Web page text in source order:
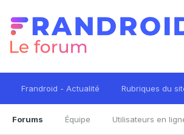
Frandroid - Actualité Rubriques du
Forums Équipe Utilisateurs en